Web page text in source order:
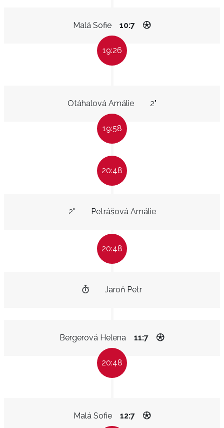
Malá Sofie 10:7
19:26
Otáhalová Amálie 2"
19:58
20:48
Petrášová Amálie
2"
20:48
Jaroň Petr
Bergerová Helena 11:7
20:48
Malá Sofie 12:7